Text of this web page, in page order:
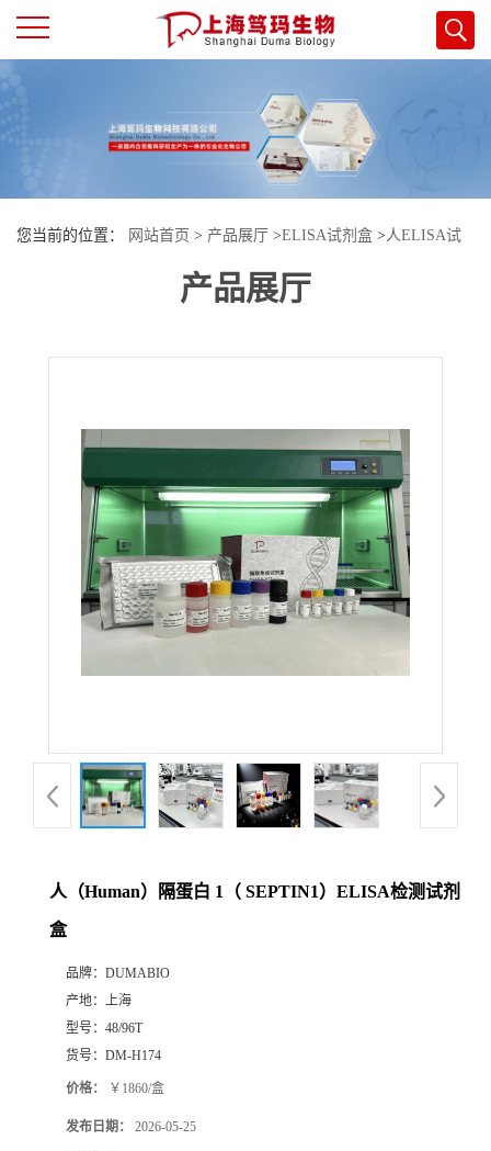
页
司
品
您当前的位置： 网站首页 > 产品展厅 >ELISA试剂盒 >人ELISA试
人（Human）隔蛋白 1（ SEPTIN1）ELISA检测试剂盒
产品展厅
人（Human）隔蛋白 1（ SEPTIN1）ELISA检测试剂
盒
品牌： DUMABIO
产地： 上海
型号： 48/96T
货号： DM-H174
价格： ￥1860/盒
发布日期： 2026-05-25